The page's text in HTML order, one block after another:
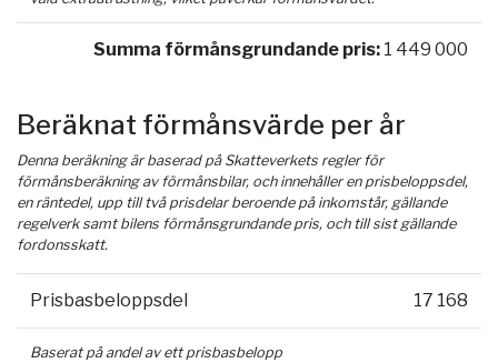
Summa förmånsgrundande pris: 1 449 000
Beräknat förmånsvärde per år
Denna beräkning är baserad på Skatteverkets regler för
förmånsberäkning av förmånsbilar, och innehåller en prisbeloppsdel,
en räntedel, upp till två prisdelar beroende på inkomstår, gällande
regelverk samt bilens förmånsgrundande pris, och till sist gällande
fordonsskatt.
Prisbasbeloppsdel 17 168
Baserat på andel av ett prisbasbelopp